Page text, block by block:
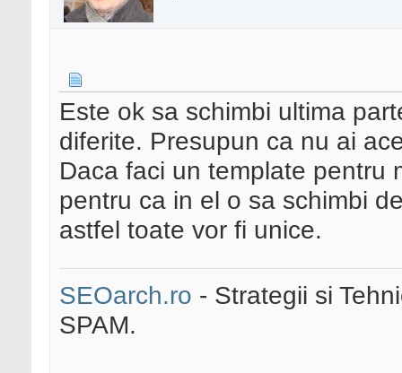
Este ok sa schimbi ultima
diferite. Presupun ca nu ai
Daca faci un template pentru
pentru ca in el o sa schimbi
astfel toate vor fi unice.
SEOarch.ro - Strategii si
SPAM.